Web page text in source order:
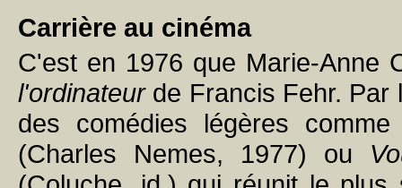
Carrière au cinéma
C'est en 1976 que Marie-Anne
l'ordinateurde Francis Fehr. Par
des comédies légères
(Charles Nemes, 1977) ou